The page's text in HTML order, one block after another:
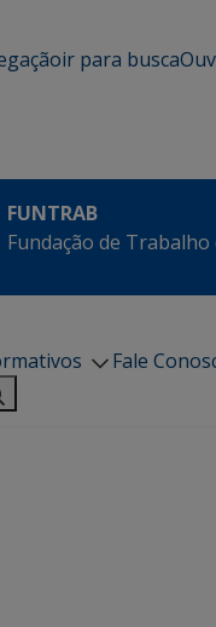
ir para busca
FUNTRAB
Fundação de
Fale